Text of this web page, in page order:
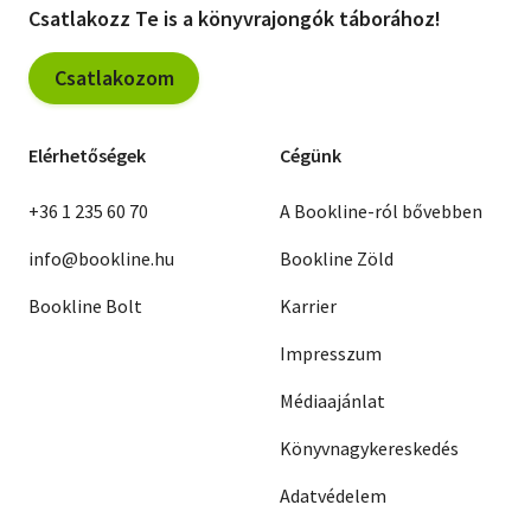
Csatlakozz Te is a könyvrajongók táborához!
Csatlakozom
Elérhetőségek
+36 1 235 60 70
info@bookline.hu
Bookline Bolt
Cégünk
A Bookline-ról bővebben
Bookline Zöld
Karrier
Impresszum
Médiaajánlat
Könyvnagykereskedés
Adatvédelem